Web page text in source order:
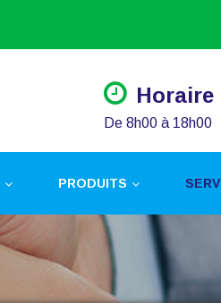
Horaire
De 8h00 à 18h00
PRODUITS